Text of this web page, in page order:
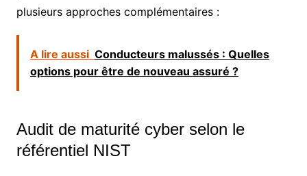
plusieurs approches complémentaires :
A lire aussi Conducteurs malussés : Quelles
options pour être de nouveau assuré ?
Audit de maturité cyber selon le
référentiel NIST